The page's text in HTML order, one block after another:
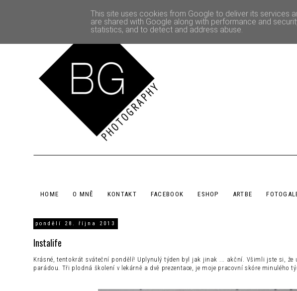
HOME O MNĚ KONTAKT FACEBOOK ESHOP ARTBE
pondělí 28. října 2013
Instalife
Krásné, tentokrát sváteční pondělí! Uplynulý týden byl jak jinak ... akční. Všimli jste si,
parádou. Tři plodná školení v lekárně a dvě prezentace, je moje pracovní skóre minulého
This site uses cookies from Google to deliver its services
are shared with Google along with performance and
statistics, and to detect and address abuse.